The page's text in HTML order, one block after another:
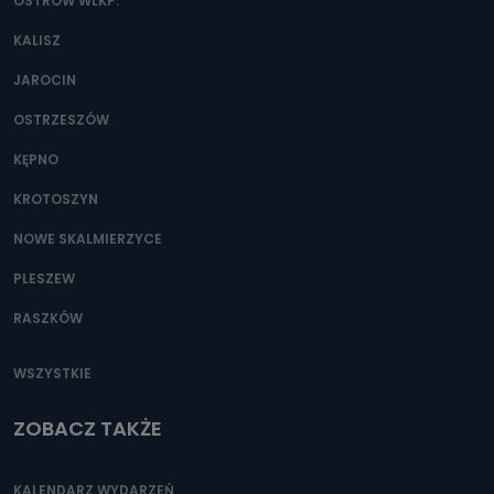
Można to zrobić pod numerem telefonu 62 735-51-05 lub
e-mailowo pod adresem: poczta@tvproart.pl
KALISZ
JAROCIN
OSTRZESZÓW
KĘPNO
KROTOSZYN
NOWE SKALMIERZYCE
PLESZEW
RASZKÓW
WSZYSTKIE
ZOBACZ TAKŻE
KALENDARZ WYDARZEŃ